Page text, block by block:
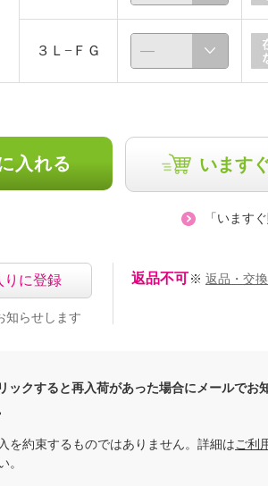
３Ｌ−ＦＧ
入れる います
「います
りに登録
知らせします
返品不可 ※ 返品・交
ックすると再入荷があった場合にメールでお
を約束するものではありません。詳細は ご利
。